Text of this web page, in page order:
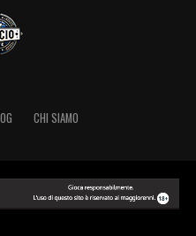
CHI SIAMO